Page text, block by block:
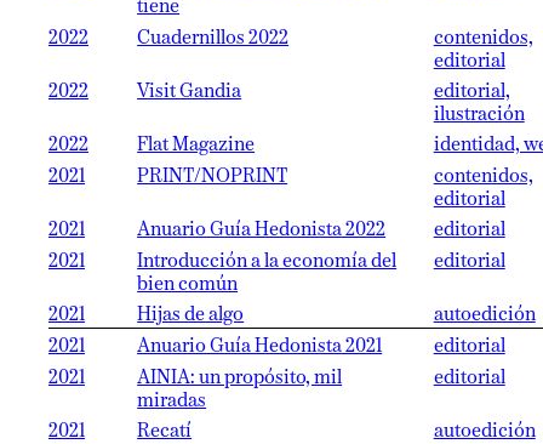
tiene
2022 Cuadernillos 2022
contenidos,
editorial
2022
Visit Gandia
editorial,
ilustración
2022
Flat Magazine
identidad,
2021
PRINT/NOPRINT
contenidos,
editorial
2021
Anuario Guía Hedonista 2022
editorial
2021
Introducción a la economía del
bien común
editorial
2021 Hijas de algo
autoedición
2021
Anuario Guía Hedonista 2021
editorial
2021
AINIA: un propósito, mil
miradas
editorial
2021 Recatí
autoedición